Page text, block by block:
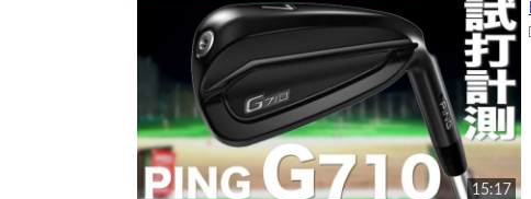
15:17